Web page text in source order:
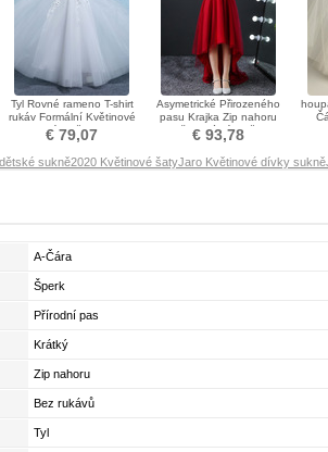
Tyl Rovné rameno T-shirt
rukáv Formální Květinové
dívky šaty
€ 79,07
Asymetrické Přirozeného
pasu Krajka Zip nahoru
Květinové dívky šaty
€ 93,78
sukně2020 Květinové šatyJaro Květinové dívky sukně
A-Čára
Šperk
Přírodní pas
Krátký
Zip nahoru
Bez rukávů
Tyl